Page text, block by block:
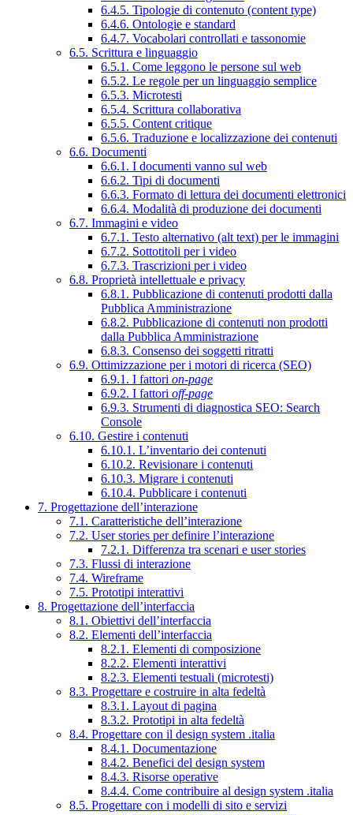
6.4.5. Tipologie di contenuto (content type)
6.4.6. Ontologie e standard
6.4.7. Vocabolari controllati e tassonomie
6.5. Scrittura e linguaggio
6.5.1. Come leggono le persone sul web
6.5.2. Le regole per un linguaggio semplice
6.5.3. Microtesti
6.5.4. Scrittura collaborativa
6.5.5. Content critique
6.5.6. Traduzione e localizzazione dei contenuti
6.6. Documenti
6.6.1. I documenti vanno sul web
6.6.2. Tipi di documenti
6.6.3. Formato di lettura dei documenti elettronici
6.6.4. Modalità di produzione dei documenti
6.7. Immagini e video
6.7.1. Testo alternativo (alt text) per le immagini
6.7.2. Sottotitoli per i video
6.7.3. Trascrizioni per i video
6.8. Proprietà intellettuale e privacy
6.8.1. Pubblicazione di contenuti prodotti dalla
Pubblica Amministrazione
6.8.2. Pubblicazione di contenuti non prodotti
dalla Pubblica Amministrazione
6.8.3. Consenso dei soggetti ritratti
6.9. Ottimizzazione per i motori di ricerca (SEO)
6.9.1. I fattori on-page
6.9.2. I fattori off-page
6.9.3. Strumenti di diagnostica SEO: Search
Console
6.10. Gestire i contenuti
6.10.1. L’inventario dei contenuti
6.10.2. Revisionare i contenuti
6.10.3. Migrare i contenuti
6.10.4. Pubblicare i contenuti
7. Progettazione dell’interazione
7.1. Caratteristiche dell’interazione
7.2. User stories per definire l’interazione
7.2.1. Differenza tra scenari e user stories
7.3. Flussi di interazione
7.4. Wireframe
7.5. Prototipi interattivi
8. Progettazione dell’interfaccia
8.1. Obiettivi dell’interfaccia
8.2. Elementi dell’interfaccia
8.2.1. Elementi di composizione
8.2.2. Elementi interattivi
8.2.3. Elementi testuali (microtesti)
8.3. Progettare e costruire in alta fedeltà
8.3.1. Layout di pagina
8.3.2. Prototipi in alta fedeltà
8.4. Progettare con il design system .italia
8.4.1. Documentazione
8.4.2. Benefici del design system
8.4.3. Risorse operative
8.4.4. Come contribuire al design system .italia
8.5. Progettare con i modelli di sito e servizi